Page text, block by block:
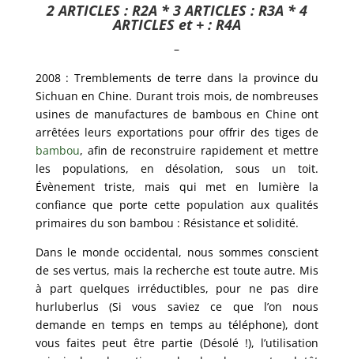
2 ARTICLES : R2A * 3 ARTICLES : R3A * 4
ARTICLES et + : R4A
–
2008 : Tremblements de terre dans la province du
Sichuan en Chine. Durant trois mois, de nombreuses
usines de manufactures de bambous en Chine ont
arrêtées leurs exportations pour offrir des tiges de
bambou, afin de reconstruire rapidement et mettre
les populations, en désolation, sous un toit.
Évènement triste, mais qui met en lumière la
confiance que porte cette population aux qualités
primaires du son bambou : Résistance et solidité.
Dans le monde occidental, nous sommes conscient
de ses vertus, mais la recherche est toute autre. Mis
à part quelques irréductibles, pour ne pas dire
hurluberlus (Si vous saviez ce que l’on nous
demande en temps en temps au téléphone), dont
vous faites peut être partie (Désolé !), l’utilisation